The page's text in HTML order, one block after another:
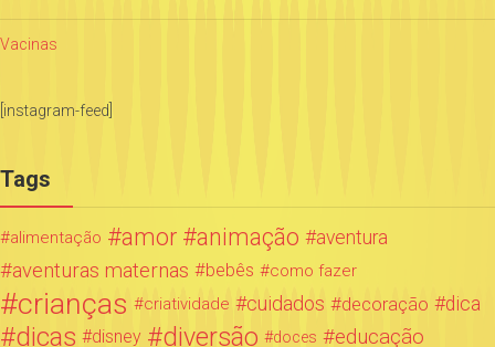
Vacinas
[instagram-feed]
Tags
alimentação amor animação aventura
aventuras maternas bebês como fazer
crianças criatividade cuidados decoração dica
dicas disney diversão doces educação